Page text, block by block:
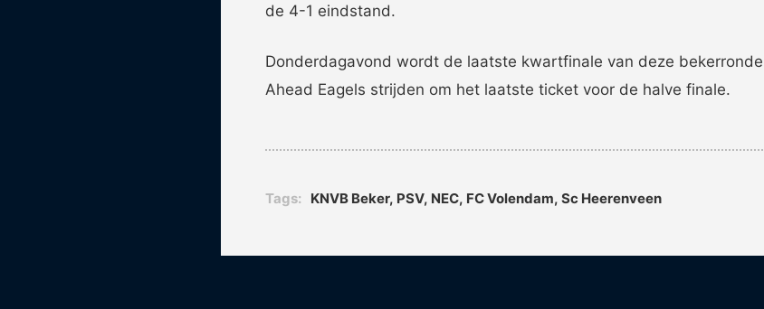
de 4-1 eindstand.
Donderdagavond wordt de laatste kwartfinale van deze
Ahead Eagels strijden om het laatste ticket voor de halve finale.
Tags: KNVB Beker, PSV, NEC, FC Volendam, sc Heerenveen